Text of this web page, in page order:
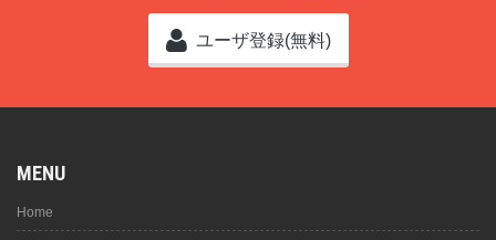
ユーザ登録(無料)
MENU
Home